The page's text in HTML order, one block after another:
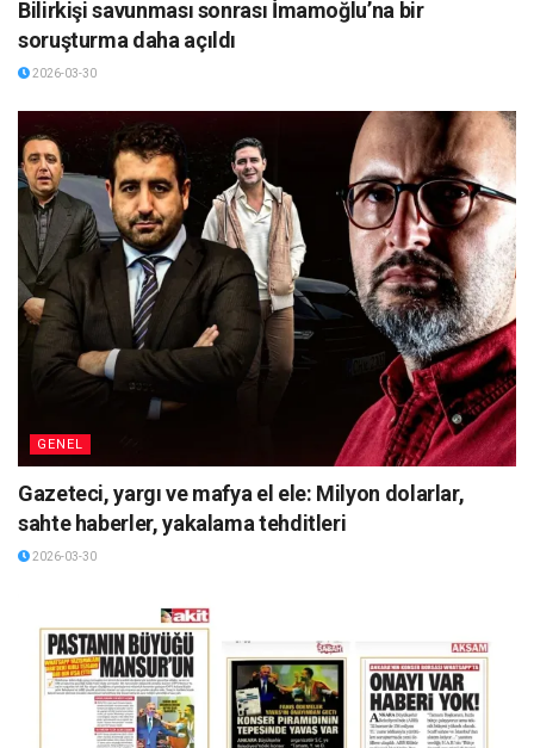
Bilirkişi savunması sonrası İmamoğlu’na bir
soruşturma daha açıldı
2026-03-30
GENEL
Gazeteci, yargı ve mafya el ele: Milyon dolarlar,
sahte haberler, yakalama tehditleri
2026-03-30